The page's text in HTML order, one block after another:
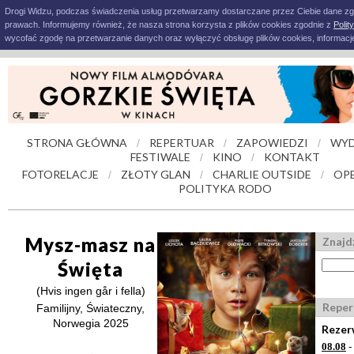
Drogi Widzu, podczas świadczenia usług przetwarzamy dostarczane przez Ciebie dane
prawach. Informujemy również, że nasza strona korzysta z plików cookies zgodnie z
wycofać zgodę na przetwarzanie danych oraz wyłączyć obsługę plików cookies,
STRONA GŁÓWNA / REPERTUAR / ZAPOWIEDZI /
FESTIWALE
/ KINO /
KONTAKT
FOTORELACJE
/ ZŁOTY GLAN / CHARLIE OUTSIDE /
POLITYKA RODO
Mysz-masz na
Święta
(Hvis ingen går i fella)
Familijny, Świateczny,
Norwegia 2025
08.08 -